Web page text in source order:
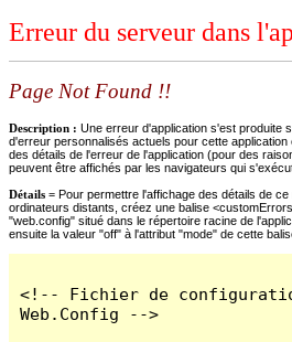
Erreur du serveur dans
Page Not Found !!
Description : Une erreur d'application s'est produite
d'erreur personnalisés actuels pour cette
des détails de l'erreur de l'application (pour des
peuvent être affichés par les navigateurs qui
Détails = Pour permettre l'affichage des détails de
ordinateurs distants, créez une balise
"web.config" situé dans le répertoire racine de
ensuite la valeur "off" à l'attribut "mode" de cette
<!-- Fichier de
Web.Config -->